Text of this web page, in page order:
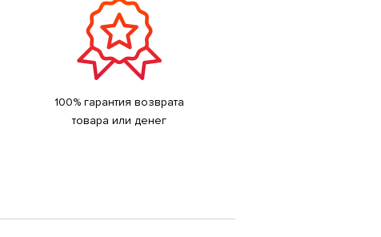
100% гарантия возврата
товара или денег